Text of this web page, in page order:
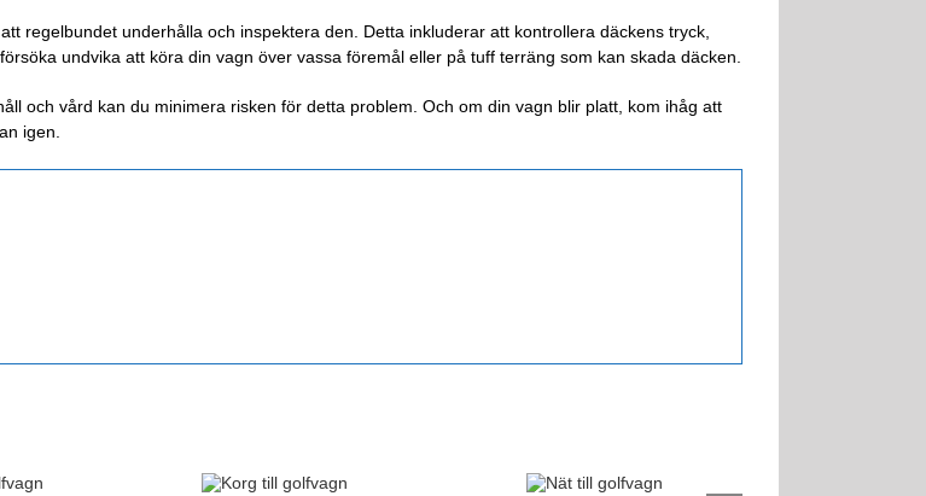
regelbundet underhålla och inspektera den. Detta inkluderar att kontrollera däckens tryck,
undvika att köra din vagn över vassa föremål eller på tuff terräng som kan skada däcken.
och vård kan du minimera risken för detta problem. Och om din vagn blir platt, kom ihåg att
igen.